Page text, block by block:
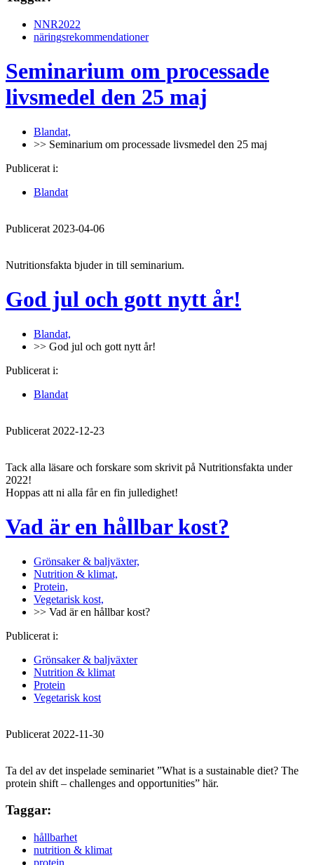
NNR2022
näringsrekommendationer
Seminarium om processade
livsmedel den 25 maj
Blandat,
>> Seminarium om processade livsmedel den 25 maj
Publicerat i:
Blandat
Publicerat 2023-04-06
Nutritionsfakta bjuder in till seminarium.
God jul och gott nytt år!
Blandat,
>> God jul och gott nytt år!
Publicerat i:
Blandat
Publicerat 2022-12-23
Tack alla läsare och forskare som skrivit på Nutritionsfakta under
2022!
Hoppas att ni alla får en fin julledighet!
Vad är en hållbar kost?
Grönsaker & baljväxter,
Nutrition & klimat,
Protein,
Vegetarisk kost,
>> Vad är en hållbar kost?
Publicerat i:
Grönsaker & baljväxter
Nutrition & klimat
Protein
Vegetarisk kost
Publicerat 2022-11-30
Ta del av det inspelade seminariet ”What is a sustainable diet? The
protein shift – challenges and opportunities” här.
Taggar:
hållbarhet
nutrition & klimat
protein